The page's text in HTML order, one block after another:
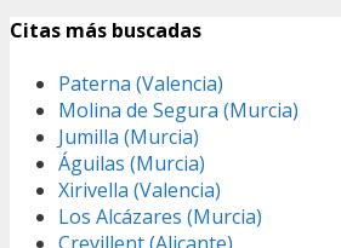
Citas más buscadas
Paterna (Valencia)
Molina de Segura (Murcia)
Jumilla (Murcia)
Águilas (Murcia)
Xirivella (Valencia)
Los Alcázares (Murcia)